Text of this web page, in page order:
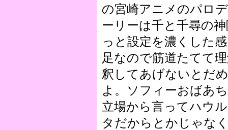
の宮崎アニメのパロ
ーリーは千と千尋の
っと設定を濃くした
足なので筋道たてて
釈してあげないとだ
よ。ソフィーおばあ
立場から言ってハウ
タだからとかじゃな